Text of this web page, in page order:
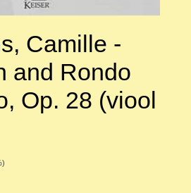
Camille -
and Rondo
Op. 28 (viool